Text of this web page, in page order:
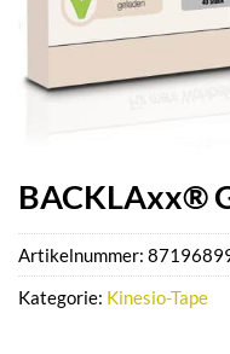
BACKLAxx®
Artikelnummer:
Kategorie: Kinesio-Tape